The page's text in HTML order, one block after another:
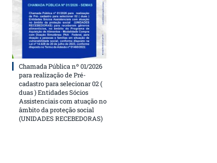
Chamada Pública nº 01/2026
para realização de Pré-
cadastro para selecionar 02 (
duas ) Entidades Sócios
Assistenciais com atuação no
âmbito da proteção social
(UNIDADES RECEBEDORAS)